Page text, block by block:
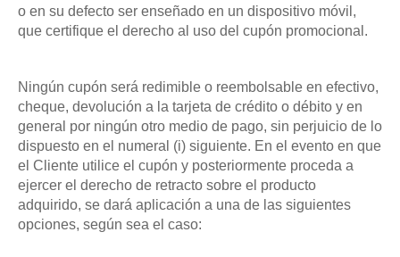
o en su defecto ser enseñado en un dispositivo móvil,
que certifique el derecho al uso del cupón promocional.
Ningún cupón será redimible o reembolsable en efectivo,
cheque, devolución a la tarjeta de crédito o débito y en
general por ningún otro medio de pago, sin perjuicio de lo
dispuesto en el numeral (i) siguiente. En el evento en que
el Cliente utilice el cupón y posteriormente proceda a
ejercer el derecho de retracto sobre el producto
adquirido, se dará aplicación a una de las siguientes
opciones, según sea el caso: